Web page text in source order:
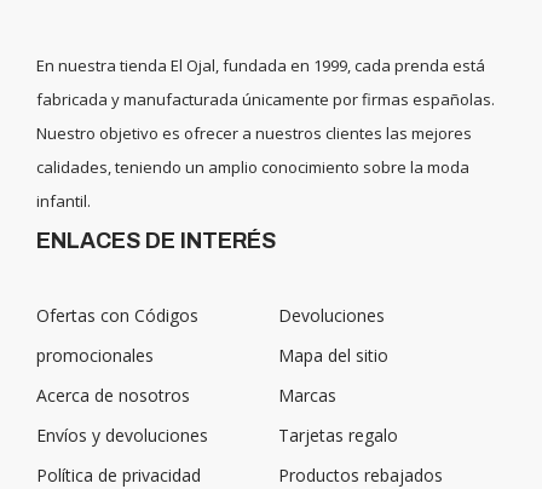
En nuestra tienda El Ojal, fundada en 1999, cada prenda está
fabricada y manufacturada únicamente por firmas españolas.
Nuestro objetivo es ofrecer a nuestros clientes las mejores
calidades, teniendo un amplio conocimiento sobre la moda
infantil.
ENLACES DE INTERÉS
Ofertas con Códigos
promocionales
Acerca de nosotros
Envíos y devoluciones
Política de privacidad
Devoluciones
Mapa del sitio
Marcas
Tarjetas regalo
Productos rebajados